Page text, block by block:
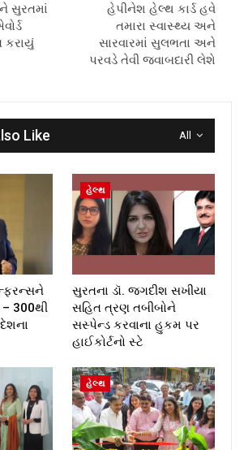
સુરતમાં
કરાયું
હેપીનેશ હેલ્થ કાર્ડ હવે
તમારા સ્વાસ્થ્ય અને
સારવારમાં સુલભતા અને
પરવડે તેવી જવાબદારી લેશે
All
Like
300થી
હેલ્થ
સુરતના ડૉ. જગદીશ સખીયા
સહિત ત્રણ તબીબોને
સસ્પેન્ડ કરવાના હુકમ પર
હાઈકોર્ટનો સ્ટે
હેલ્થ